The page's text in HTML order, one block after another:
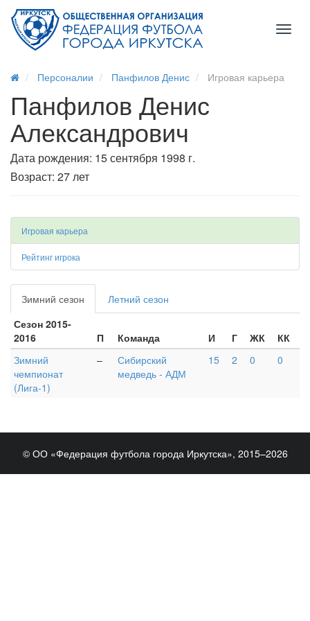
Персоналии Панфилов Денис Игровая карьера
Панфилов Денис
Александрович
Дата рождения: 15 сентября 1998 г.
Возраст: 27 лет
Игровая карьера
Рейтинг игрока
Зимний сезон
Летний сезон
Сезон 2015-
2016
П Команда И Г ЖК
КК
Зимний
чемпионат
(Лига-1)
–
Сибирский
медведь - АДМ
15 2 0 0
© ОО «Федерация футбола города Иркутска», 2015–2026